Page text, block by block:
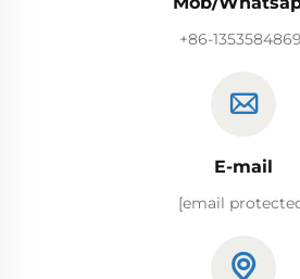
+86-
E-mail
[email